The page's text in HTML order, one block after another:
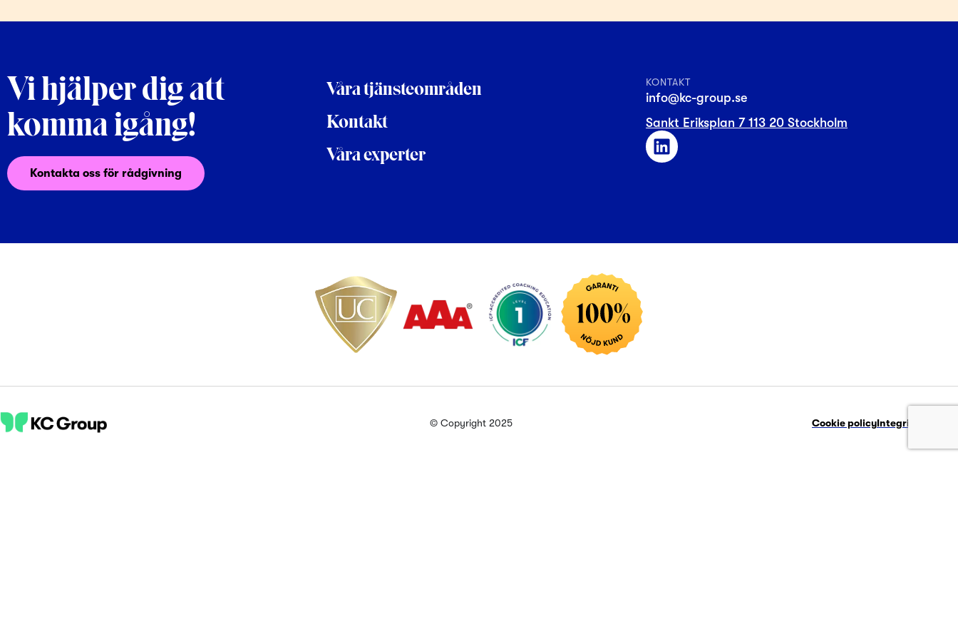
Vi hjälper dig att
komma igång!
Kontakta oss för rådgivning
Våra tjänsteområden
Kontakt
Våra experter
KONTAKT
info@kc-group.se
Sankt Eriksplan 7 113 20 Stockholm
© Copyright 2025 Cookie policyIntegritetspolicy